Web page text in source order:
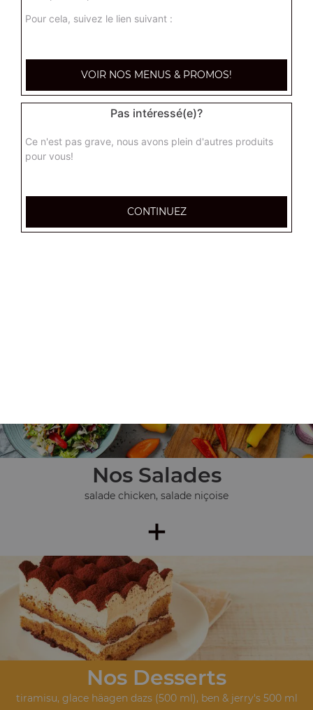
tarte flambée normal, tarte flambée forestière, tarte
flambée gratinée, ...
+
Nos Salades
salade chicken, salade niçoise
+
Nos Desserts
tiramisu, glace häagen dazs (500 ml), ben & jerry's 500 ml
Pour cela, suivez le lien suivant :
VOIR NOS MENUS & PROMOS!
Pas intéressé(e)?
Ce n'est pas grave, nous avons plein d'autres produits
pour vous!
CONTINUEZ